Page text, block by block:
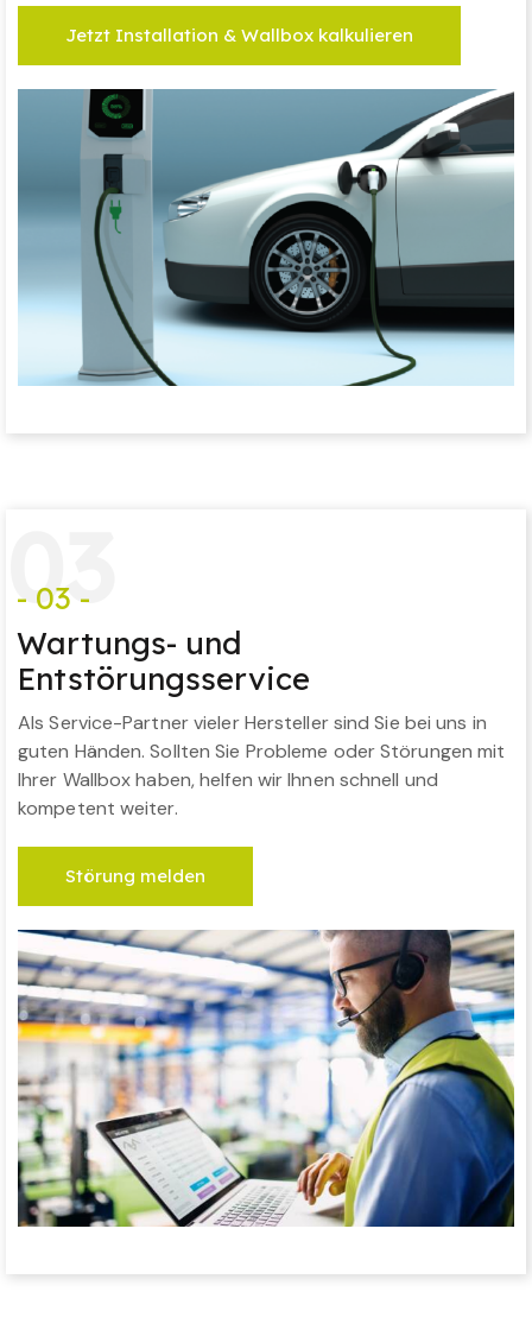
Jetzt Installation & Wallbox kalkulieren
03
- 03 -
Wartungs- und
Entstörungsservice
Als Service-Partner vieler Hersteller sind Sie bei uns in
guten Händen. Sollten Sie Probleme oder Störungen mit
Ihrer Wallbox haben, helfen wir Ihnen schnell und
kompetent weiter.
Störung melden